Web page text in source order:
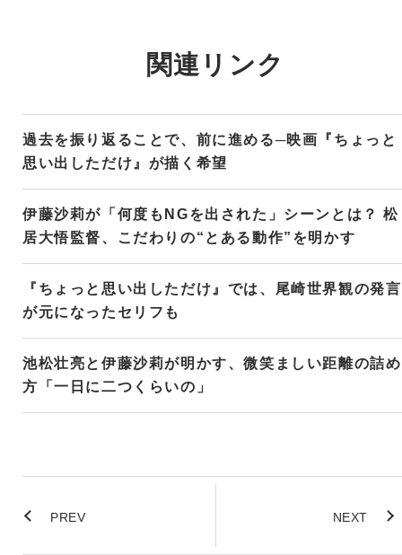
関連リンク
過去を振り返ることで、前に進める─映画『ちょっと
思い出しただけ』が描く希望
伊藤沙莉が「何度もNGを出された」シーンとは？ 松
居大悟監督、こだわりの“とある動作”を明かす
『ちょっと思い出しただけ』では、尾崎世界観の発言
が元になったセリフも
池松壮亮と伊藤沙莉が明かす、微笑ましい距離の詰め
方「一日に二つくらいの」
PREV NEXT